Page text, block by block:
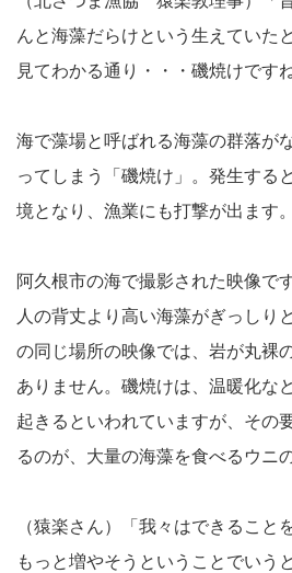
んと海藻だらけという生えていた
見てわかる通り・・・磯焼けですね
海で藻場と呼ばれる海藻の群落が
ってしまう「磯焼け」。発生する
境となり、漁業にも打撃が出ます。
阿久根市の海で撮影された映像で
人の背丈より高い海藻がぎっしり
の同じ場所の映像では、岩が丸裸
ありません。磯焼けは、温暖化な
起きるといわれていますが、その
るのが、大量の海藻を食べるウニ
（猿楽さん）「我々はできること
もっと増やそうということでいう